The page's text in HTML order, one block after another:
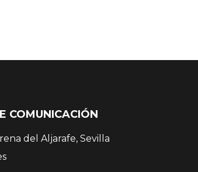
COMUNICACIÓN
del Aljarafe, Sevilla